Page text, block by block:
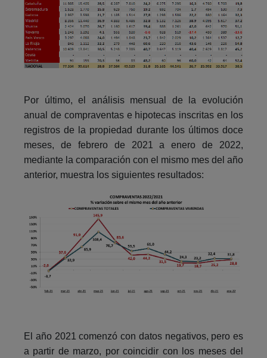
Por último, el análisis mensual de la evolución
anual de compraventas e hipotecas inscritas en los
registros de la propiedad durante los últimos doce
meses, de febrero de 2021 a enero de 2022,
mediante la comparación con el mismo mes del año
anterior, muestra los siguientes resultados:
El año 2021 comenzó con datos negativos, pero es
a partir de marzo, por coincidir con los meses del